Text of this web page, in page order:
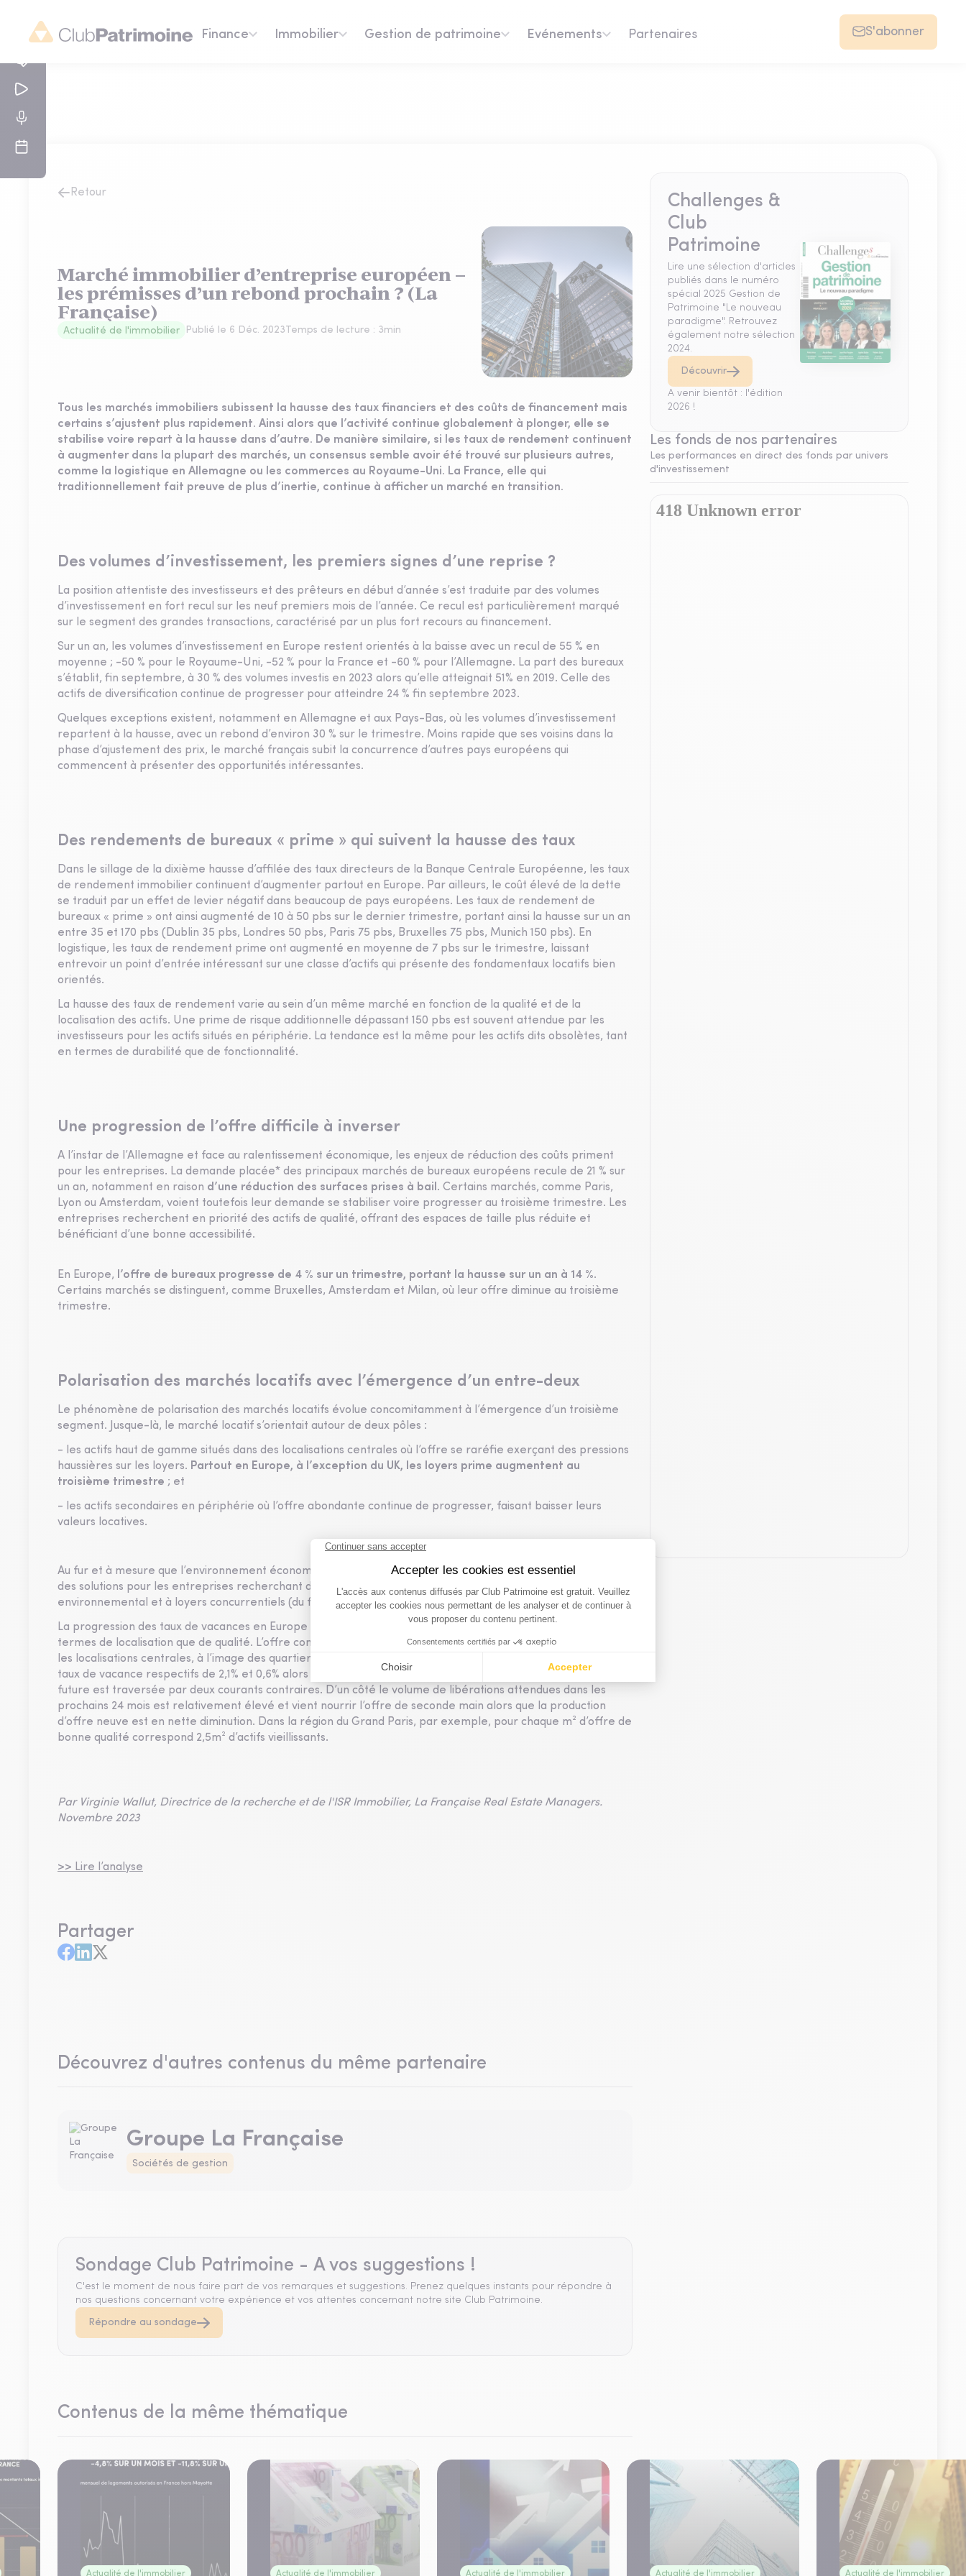
Finance Immobilier Gestion de patrimoine Evénements Partenaires S'abonner
Retour
Marché immobilier d’entreprise européen –
les prémisses d’un rebond prochain ? (La
Française)
Actualité de l'immobilier Publié le 6 Déc. 2023Temps de lecture : 3min
Tous les marchés immobiliers subissent la hausse des taux financiers et des coûts de financement mais
certains s’ajustent plus rapidement. Ainsi alors que l’activité continue globalement à plonger, elle se
stabilise voire repart à la hausse dans d’autre. De manière similaire, si les taux de rendement continuent
à augmenter dans la plupart des marchés, un consensus semble avoir été trouvé sur plusieurs autres,
comme la logistique en Allemagne ou les commerces au Royaume-Uni. La France, elle qui
traditionnellement fait preuve de plus d’inertie, continue à afficher un marché en transition.
Des volumes d’investissement, les premiers signes d’une reprise ?
La position attentiste des investisseurs et des prêteurs en début d’année s’est traduite par des volumes
d’investissement en fort recul sur les neuf premiers mois de l’année. Ce recul est particulièrement marqué
sur le segment des grandes transactions, caractérisé par un plus fort recours au financement.
Sur un an, les volumes d’investissement en Europe restent orientés à la baisse avec un recul de 55 % en
moyenne ; -50 % pour le Royaume-Uni, -52 % pour la France et -60 % pour l’Allemagne. La part des bureaux
s’établit, fin septembre, à 30 % des volumes investis en 2023 alors qu’elle atteignait 51% en 2019. Celle des
actifs de diversification continue de progresser pour atteindre 24 % fin septembre 2023.
Quelques exceptions existent, notamment en Allemagne et aux Pays-Bas, où les volumes d’investissement
repartent à la hausse, avec un rebond d’environ 30 % sur le trimestre. Moins rapide que ses voisins dans la
phase d’ajustement des prix, le marché français subit la concurrence d’autres pays européens qui
commencent à présenter des opportunités intéressantes.
Des rendements de bureaux « prime » qui suivent la hausse des taux
Dans le sillage de la dixième hausse d’affilée des taux directeurs de la Banque Centrale Européenne, les taux
de rendement immobilier continuent d’augmenter partout en Europe. Par ailleurs, le coût élevé de la dette
se traduit par un effet de levier négatif dans beaucoup de pays européens. Les taux de rendement de
bureaux « prime » ont ainsi augmenté de 10 à 50 pbs sur le dernier trimestre, portant ainsi la hausse sur un an
entre 35 et 170 pbs (Dublin 35 pbs, Londres 50 pbs, Paris 75 pbs, Bruxelles 75 pbs, Munich 150 pbs). En
logistique, les taux de rendement prime ont augmenté en moyenne de 7 pbs sur le trimestre, laissant
entrevoir un point d’entrée intéressant sur une classe d’actifs qui présente des fondamentaux locatifs bien
orientés.
La hausse des taux de rendement varie au sein d’un même marché en fonction de la qualité et de la
localisation des actifs. Une prime de risque additionnelle dépassant 150 pbs est souvent attendue par les
investisseurs pour les actifs situés en périphérie. La tendance est la même pour les actifs dits obsolètes, tant
en termes de durabilité que de fonctionnalité.
Une progression de l’offre difficile à inverser
A l’instar de l’Allemagne et face au ralentissement économique, les enjeux de réduction des coûts priment
pour les entreprises. La demande placée* des principaux marchés de bureaux européens recule de 21 % sur
un an, notamment en raison d’une réduction des surfaces prises à bail . Certains marchés, comme Paris,
Lyon ou Amsterdam, voient toutefois leur demande se stabiliser voire progresser au troisième trimestre. Les
entreprises recherchent en priorité des actifs de qualité, offrant des espaces de taille plus réduite et
bénéficiant d’une bonne accessibilité.
En Europe, l’offre de bureaux progresse de 4 % sur un trimestre, portant la hausse sur un an à 14 %.
Certains marchés se distinguent, comme Bruxelles, Amsterdam et Milan, où leur offre diminue au troisième
trimestre.
Polarisation des marchés locatifs avec l’émergence d’un entre-deux
Le phénomène de polarisation des marchés locatifs évolue concomitamment à l’émergence d’un troisième
segment. Jusque-là, le marché locatif s’orientait autour de deux pôles :
- les actifs haut de gamme situés dans des localisations centrales où l’offre se raréfie exerçant des pressions
haussières sur les loyers. Partout en Europe, à l’exception du UK, les loyers prime augmentent au
troisième trimestre ; et
- les actifs secondaires en périphérie où l’offre abondante continue de progresser, faisant baisser leurs
valeurs locatives.
Au fur et à mesure que l’environnement économique s’assombrit, émerge un segment intermédiaire qui offre
des solutions pour les entreprises recherchant des espaces haut de gamme, performant sur un plan
environnemental et à loyers concurrentiels (du fait de leur localisation en périphérie).
La progression des taux de vacances en Europe fait ressortir un problème d’inadéquation de l’offre, tant en
termes de localisation que de qualité. L’offre continue de progresser dans les périphéries mais recule dans
les localisations centrales, à l’image des quartiers centraux des affaires de Paris ou Munich qui affichent des
taux de vacance respectifs de 2,1% et 0,6% alors que la vacance en périphérie s’approche des 20 %. L’offre
future est traversée par deux courants contraires. D’un côté le volume de libérations attendues dans les
prochains 24 mois est relativement élevé et vient nourrir l’offre de seconde main alors que la production
d’offre neuve est en nette diminution. Dans la région du Grand Paris, par exemple, pour chaque m² d’offre de
bonne qualité correspond 2,5m² d’actifs vieillissants.
Par Virginie Wallut, Directrice de la recherche et de l'ISR Immobilier, La Française Real Estate Managers.
Novembre 2023
>> Lire l’analyse
Partager
Découvrez d'autres contenus du même partenaire
Groupe La Française
Sociétés de gestion
Sondage Club Patrimoine - A vos suggestions !
C'est le moment de nous faire part de vos remarques et suggestions. Prenez quelques instants pour répondre à
nos questions concernant votre expérience et vos attentes concernant notre site Club Patrimoine.
Répondre au sondage
Contenus de la même thématique
Actualité de l'immobilier Actualité de l'immobilier Actualité de l'immobilier Actualité de l'immobilier Actualité de l'immobilier
Challenges &
Club
Patrimoine
Lire une sélection d'articles
publiés dans le numéro
spécial 2025 Gestion de
Patrimoine "Le nouveau
paradigme". Retrouvez
également notre sélection
2024.
Découvrir
A venir bientôt : l'édition
2026 !
Les fonds de nos partenaires
Les performances en direct des fonds par univers
d'investissement